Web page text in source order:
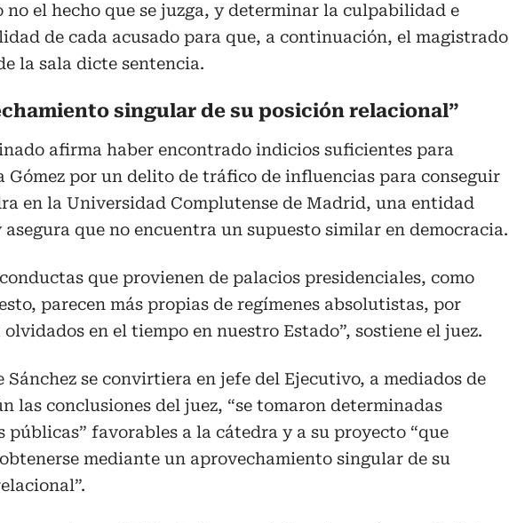
no el hecho que se juzga, y determinar la culpabilidad e
de cada acusado para que, a continuación, el magistrado
la sala dicte sentencia.
singular de su posición relacional”
afirma haber encontrado indicios suficientes para
Gómez por un delito de tráfico de influencias para conseguir
en la Universidad Complutense de Madrid, una entidad
que no encuentra un supuesto similar en democracia.
conductas que provienen de palacios presidenciales, como
parecen más propias de regímenes absolutistas, por
en el tiempo en nuestro Estado”, sostiene el juez.
Sánchez se convirtiera en jefe del Ejecutivo, a mediados de
las conclusiones del juez, “se tomaron determinadas
públicas” favorables a la cátedra y a su proyecto “que
mediante un aprovechamiento singular de su